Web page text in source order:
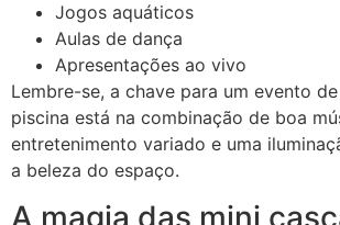
Jogos aquáticos
Aulas de dança
Apresentações ao vivo
Lembre-se, a chave para um evento
piscina está na combinação de boa
entretenimento variado e uma
a beleza do espaço.
A magia das mini